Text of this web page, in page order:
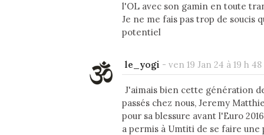
l'OL avec son gamin en toute
Je ne me fais pas trop de soucis
potentiel
le_yogi - ven 19 Jan 24 à 19 h 48
J'aimais bien cette génération
passés chez nous, Jeremy
pour sa blessure avant l'Euro
a permis à Umtiti de se faire une